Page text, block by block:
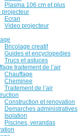
Plasma 106 cm et plus
projecteur
Ecran
Video projecteur
Bricolage creatif
Guides et encyclopedies
Trucs et astuces
traitement de l’air
Chauffage
Cheminee
Traitement de l’air
Construction et renovation
Demarches administratives
Isolation
Piscines, verandas